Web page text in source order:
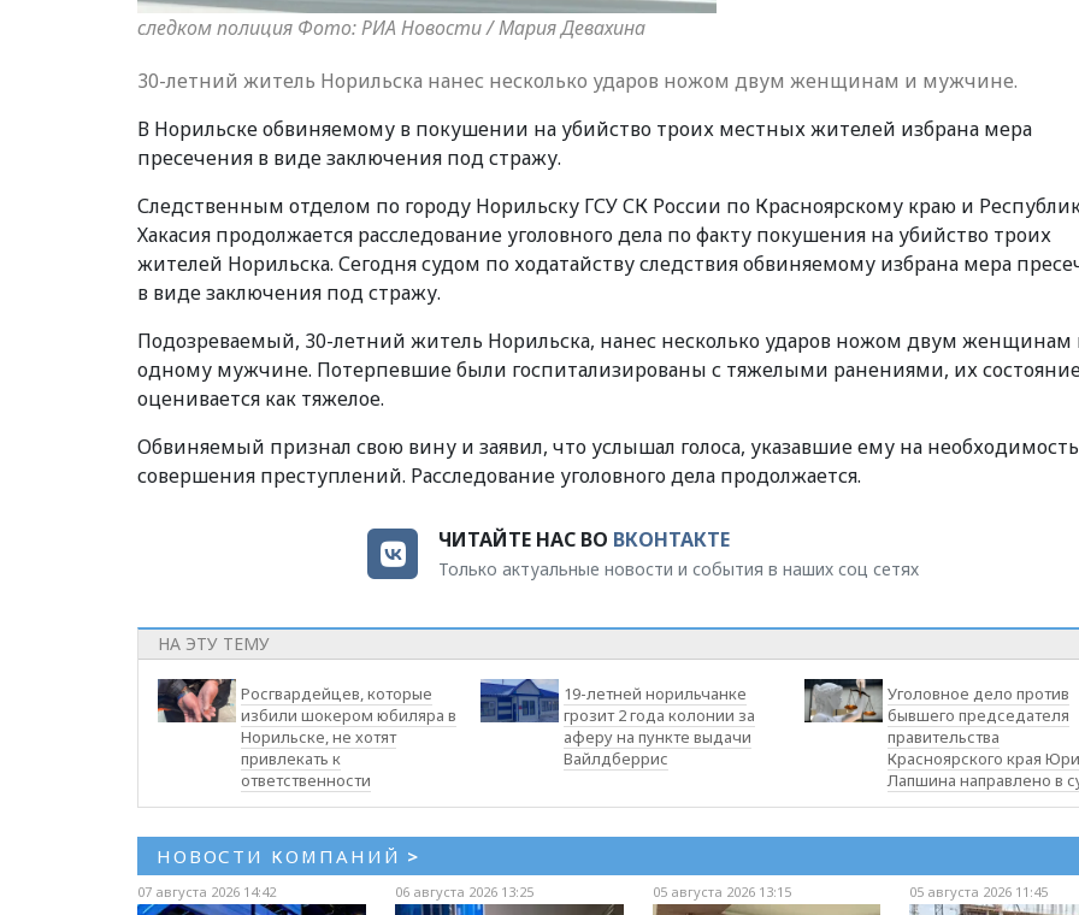
следком полиция Фото: РИА Новости / Мария Девахина
30-летний житель Норильска нанес несколько ударов ножом двум женщинам и мужчине.
В Норильске обвиняемому в покушении на убийство троих местных жителей избрана мера
пресечения в виде заключения под стражу.
Следственным отделом по городу Норильску ГСУ СК России по Красноярскому краю и
Хакасия продолжается расследование уголовного дела по факту покушения на убийство троих
жителей Норильска. Сегодня судом по ходатайству следствия обвиняемому избрана мера
в виде заключения под стражу.
Подозреваемый, 30-летний житель Норильска, нанес несколько ударов ножом двум женщинам
одному мужчине. Потерпевшие были госпитализированы с тяжелыми ранениями, их
оценивается как тяжелое.
Обвиняемый признал свою вину и заявил, что услышал голоса, указавшие ему на необходимость
совершения преступлений. Расследование уголовного дела продолжается.
ЧИТАЙТЕ НАС ВО ВКОНТАКТЕ
Только актуальные новости и события в наших соц сетях
НА ЭТУ ТЕМУ
Росгвардейцев, которые
избили шокером юбиляра в
Норильске, не хотят
привлекать к
ответственности
19-летней норильчанке
грозит 2 года колонии за
аферу на пункте выдачи
Вайлдберрис
Уголовное дело против
бывшего председателя
правительства
Красноярского края
Лапшина направлено в
НОВОСТИ КОМПАНИЙ >
07 августа 2026 14:42 06 августа 2026 13:25 05 августа 2026 13:15 05 августа 2026 11:45